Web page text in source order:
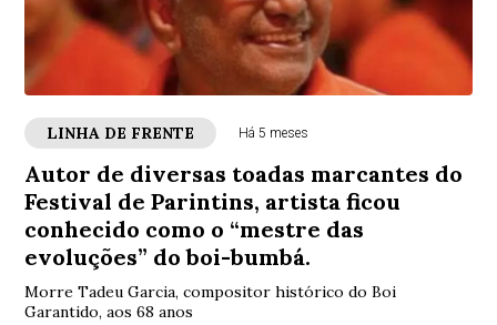
LINHA DE FRENTE Há 5 meses
Autor de diversas toadas marcantes do
Festival de Parintins, artista ficou
conhecido como o “mestre das
evoluções” do boi-bumbá.
Morre Tadeu Garcia, compositor histórico do Boi
Garantido, aos 68 anos